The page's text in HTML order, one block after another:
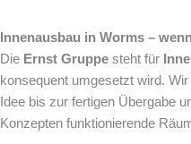
Innenausbau in Worms –
Die Ernst Gruppe steht für
konsequent umgesetzt wird.
Idee bis zur fertigen Übergabe
Konzepten funktionierende